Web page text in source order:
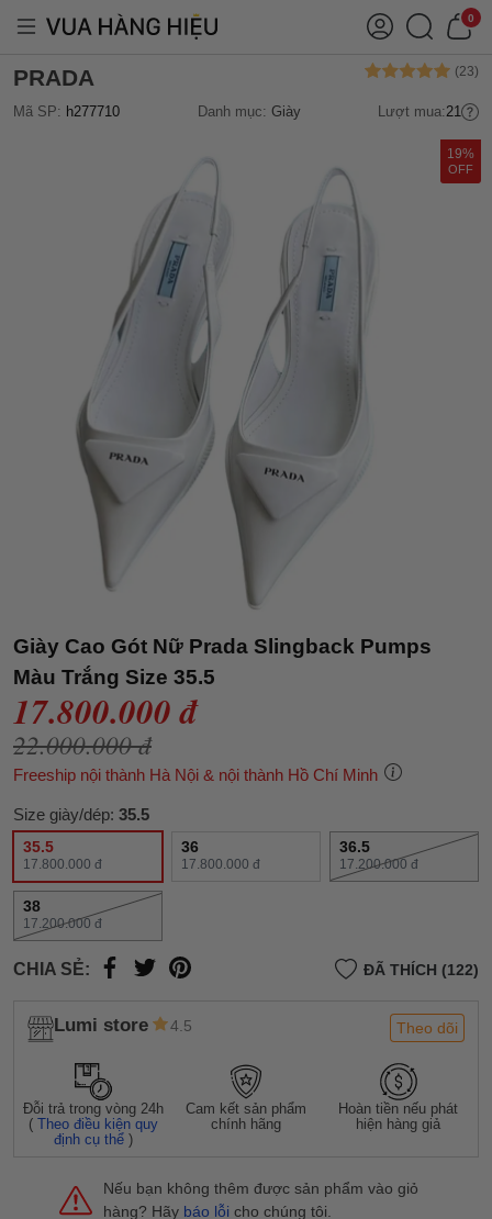
0
PRADA
Mã SP: h277710 Danh mục: Giày Lượt mua:21
19%
OFF
Giày Cao Gót Nữ Prada Slingback Pumps
Màu Trắng Size 35.5
17.800.000 đ
22.000.000 đ
Freeship nội thành Hà Nội & nội thành Hồ Chí Minh
Size giày/dép: 35.5
35.5
17.800.000 đ
36
17.800.000 đ
36.5
17.200.000 đ
38
17.200.000 đ
CHIA SẺ: ĐÃ THÍCH (122)
Lumi store 4.5 Theo dõi
Đỗi trả trong vòng 24h
(Theo điều kiện quy
định cụ thể )
Cam kết sản phẩm
chính hãng
Hoàn tiền nếu phát
hiện hàng giả
Nếu bạn không thêm được sản phẩm vào giỏ
hàng? Hãy báo lỗi cho chúng tôi.